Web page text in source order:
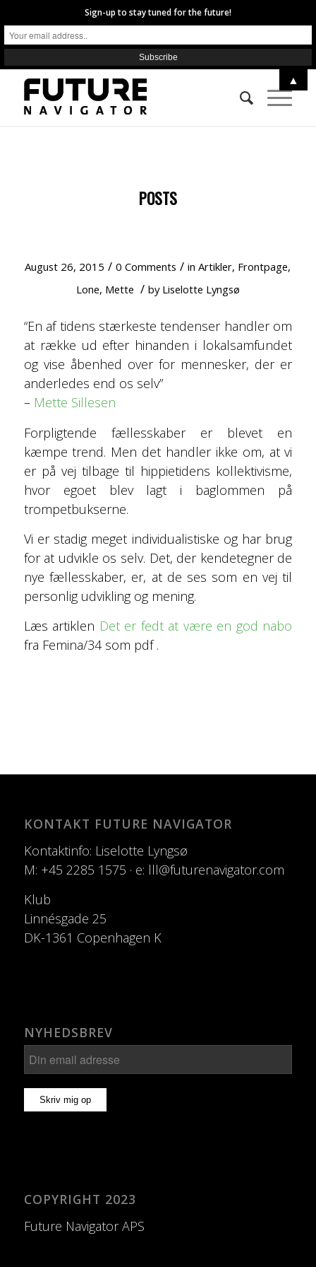
POSTS
August 26, 2015 / 0 Comments / inArtikler, Frontpage,
Lone, Mette / by Liselotte Lyngsø
“En af tidens stærkeste tendenser handler om
at række ud efter hinanden i lokalsamfundet
og vise åbenhed over for mennesker, der er
anderledes end os selv”
– Mette Sillesen
Forpligtende fællesskaber er blevet en
kæmpe trend. Men det handler ikke om, at vi
er på vej tilbage til hippietidens kollektivisme,
hvor egoet blev lagt i baglommen på
trompetbukserne.
Vi er stadig meget individualistiske og har brug
for at udvikle os selv. Det, der kendetegner de
nye fællesskaber, er, at de ses som en vej til
personlig udvikling og mening.
Læs artiklen Det er fedt at være en god nabo
fra Femina/34 som pdf .
KONTAKT FUTURE NAVIGATOR
Kontaktinfo: Liselotte Lyngsø
M: +45 2285 1575 · e: lll@futurenavigator.com
Klub
Linnésgade 25
DK-1361 Copenhagen K
NYHEDSBREV
COPYRIGHT 2023
Future Navigator APS
Sign-up to stay tuned for the future!
▲